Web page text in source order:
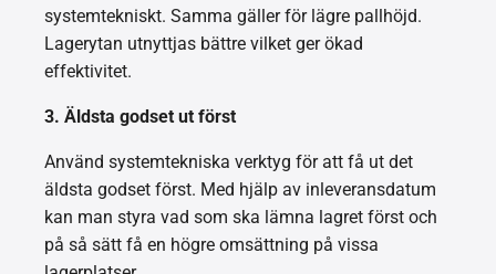
systemtekniskt. Samma gäller för lägre pallhöjd.
Lagerytan utnyttjas bättre vilket ger ökad
effektivitet.
3. Äldsta godset ut först
Använd systemtekniska verktyg för att få ut det
äldsta godset först. Med hjälp av inleveransdatum
kan man styra vad som ska lämna lagret först och
på så sätt få en högre omsättning på vissa